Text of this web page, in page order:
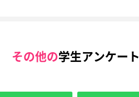
その他の学生アンケート